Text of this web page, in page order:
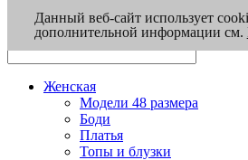
Женская
Модели 48 размера
Боди
Платья
Топы и блузки
Данный веб-сайт использует
дополнительной информации см.